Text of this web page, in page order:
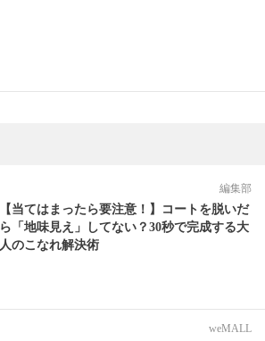
編集部
【当てはまったら要注意！】コートを脱いだ
ら「地味見え」してない？30秒で完成する大
人のこなれ解決術
weMALL